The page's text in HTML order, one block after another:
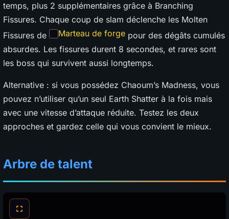
temps, plus 2 supplémentaires grâce à Branching
Fissures. Chaque coup de slam déclenche les Molten
Fissures de
Marteau de forge pour des dégâts cumulés
absurdes. Les fissures durent 8 secondes, et rares sont
les boss qui survivent aussi longtemps.
Alternative : si vous possédez Chaoum’s Madness, vous
pouvez n’utiliser qu’un seul Earth Shatter à la fois mais
avec une vitesse d’attaque réduite. Testez les deux
approches et gardez celle qui vous convient le mieux.
Arbre de talent